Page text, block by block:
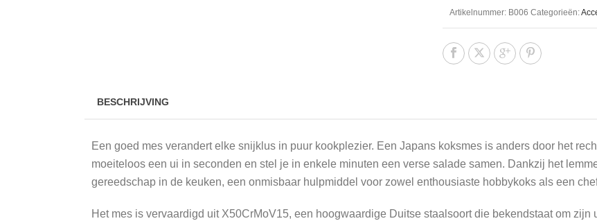
Artikelnummer: B006 Categorieën:
BESCHRIJVING
Een goed mes verandert elke snijklus in puur kookplezier. Een Japans koksmes is anders door het
moeiteloos een ui in seconden en stel je in enkele minuten een verse salade samen. Dankzij het
gereedschap in de keuken, een onmisbaar hulpmiddel voor zowel enthousiaste hobbykoks als een
Het mes is vervaardigd uit X50CrMoV15, een hoogwaardige Duitse staalsoort die bekendstaat om